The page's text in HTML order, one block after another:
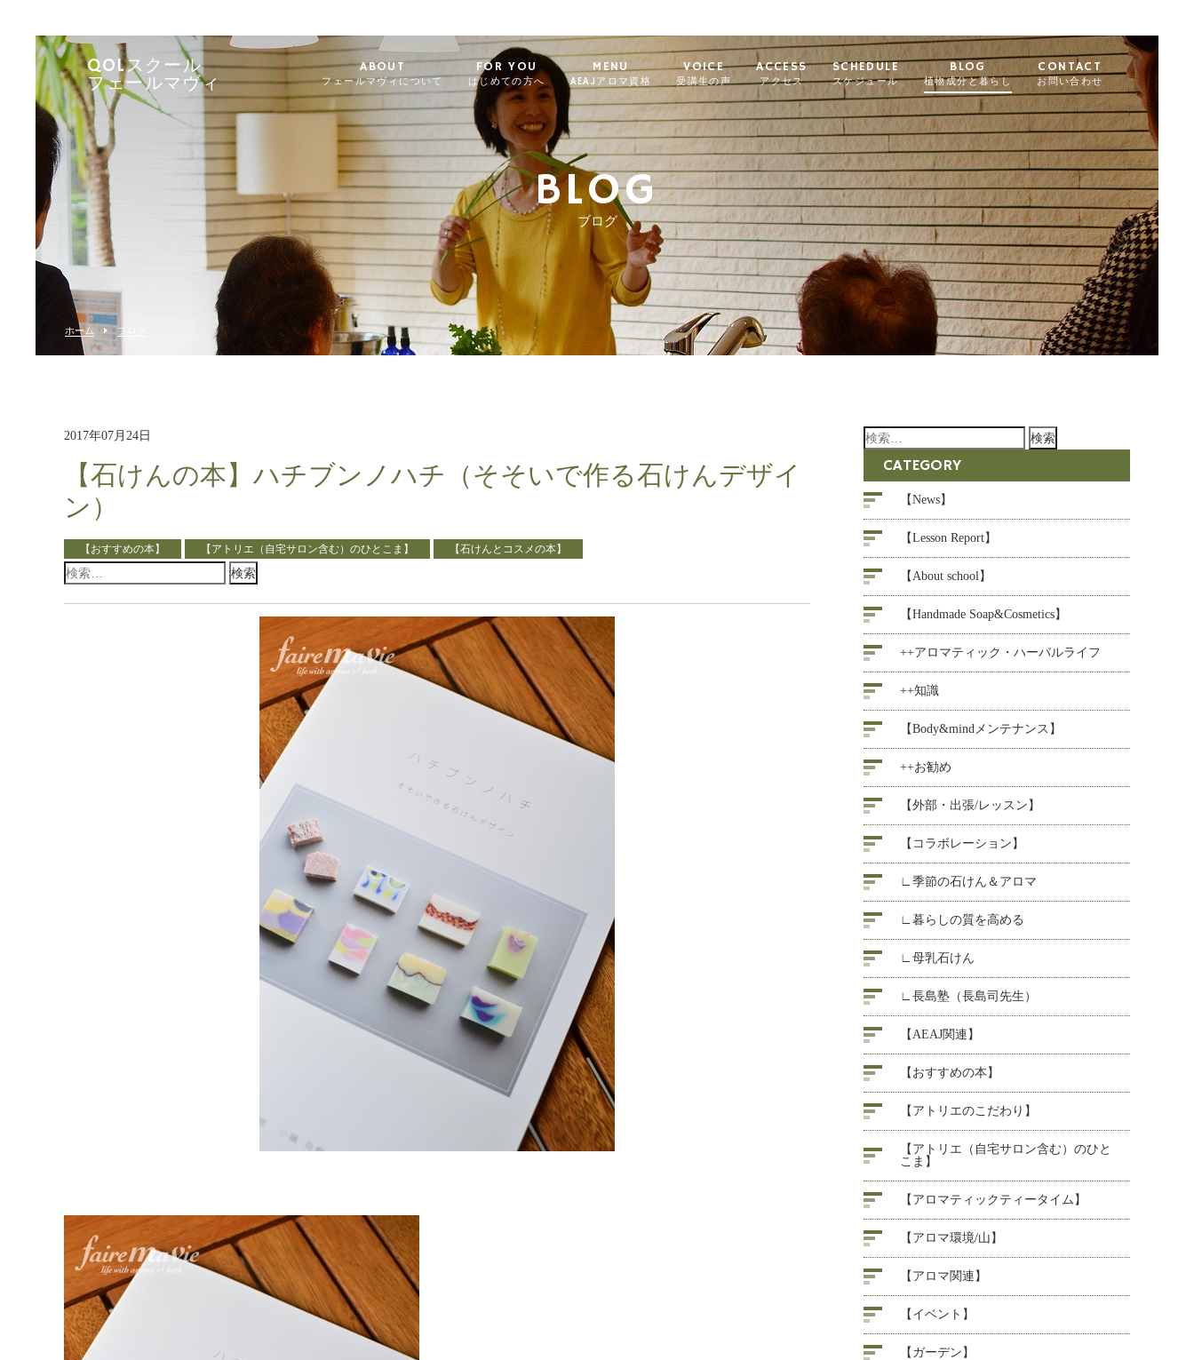
QOLスクール
フェールマヴィ
ABOUT
フェールマヴィについて
FOR YOU
はじめての方へ
MENU
AEAJアロマ資格
VOICE
受講生の声
ACCESS
アクセス
SCHEDULE
スケジュール
BLOG
植物成分と暮らし
CONTACT
お問い合わせ
BLOG
ブログ
ホーム ブログ
2017年07月24日
【石けんの本】ハチブンノハチ（そそいで作る石けんデザイ
ン）
【おすすめの本】 【アトリエ（自宅サロン含む）のひとこま】 【石けんとコスメの本】
検
検
CATEGORY
【News】
【Lesson Report】
【About school】
【Handmade Soap&Cosmetics】
++アロマティック・ハーバルライフ
++知識
【Body&mindメンテナンス】
++お勧め
【外部・出張/レッスン】
【コラボレーション】
∟季節の石けん＆アロマ
∟暮らしの質を高める
∟母乳石けん
∟長島塾（長島司先生）
【AEAJ関連】
【おすすめの本】
【アトリエのこだわり】
【アトリエ（自宅サロン含む）のひと
こま】
【アロマティックティータイム】
【アロマ環境/山】
【アロマ関連】
【イベント】
【ガーデン】